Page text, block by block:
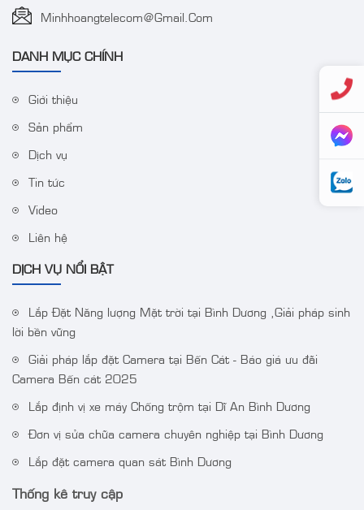
Camera IP Colorvu 2MP
HIKVISION DS-
2CD1027G0-LUF
Camera IP AcuSense
VT-2CD3BG-DC
ColorVu Audio Fixed
Turret Camera
Minhhoangtelecom@gmail.com
DANH MỤC CHÍNH
Giới thiệu
Sản phẩm
Dịch vụ
Tin tức
Video
Liên hệ
DỊCH VỤ NỔI BẬT
Lắp Đặt Năng lượng Mặt trời tại Bình Dương ,Giải pháp sinh
lời bền vững
Giải pháp lắp đặt Camera tại Bến Cát - Báo giá ưu đãi
Camera Bến cát 2025
Lắp định vị xe máy Chống trộm tại Dĩ An Bình Dương
Đơn vị sửa chữa camera chuyên nghiệp tại Bình Dương
Lắp đặt camera quan sát Bình Dương
Thống kê truy cập